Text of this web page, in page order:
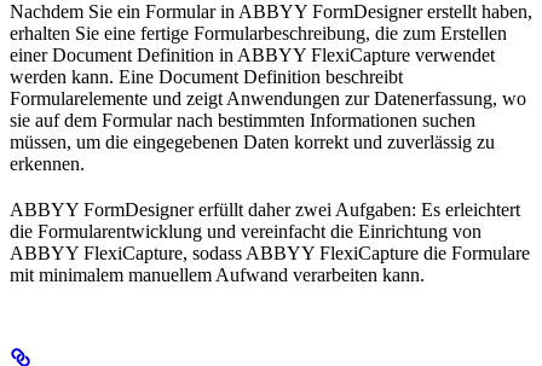
Nachdem Sie ein Formular in ABBYY FormDesigner erstellt haben,
erhalten Sie eine fertige Formularbeschreibung, die zum Erstellen
einer Document Definition in ABBYY FlexiCapture verwendet
werden kann. Eine Document Definition beschreibt
Formularelemente und zeigt Anwendungen zur Datenerfassung, wo
sie auf dem Formular nach bestimmten Informationen suchen
müssen, um die eingegebenen Daten korrekt und zuverlässig zu
erkennen.
ABBYY FormDesigner erfüllt daher zwei Aufgaben: Es erleichtert
die Formularentwicklung und vereinfacht die Einrichtung von
ABBYY FlexiCapture, sodass ABBYY FlexiCapture die Formulare
mit minimalem manuellem Aufwand verarbeiten kann.